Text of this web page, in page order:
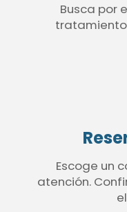
Busca por
tratamiento
Escoge un
atención.